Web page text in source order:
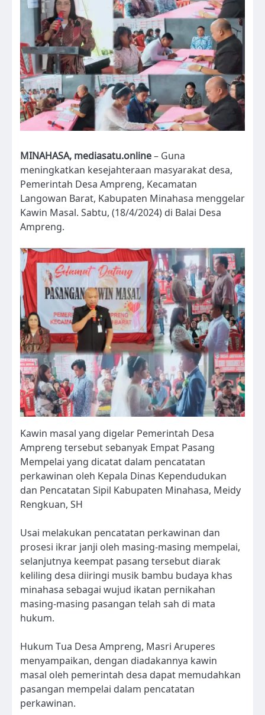
MINAHASA, mediasatu.online– Guna
meningkatkan kesejahteraan masyarakat desa,
Pemerintah Desa Ampreng, Kecamatan
Langowan Barat, Kabupaten Minahasa menggelar
Kawin Masal. Sabtu, (18/4/2024) di Balai Desa
Ampreng.
Kawin masal yang digelar Pemerintah Desa
Ampreng tersebut sebanyak Empat Pasang
Mempelai yang dicatat dalam pencatatan
perkawinan oleh Kepala Dinas Kependudukan
dan Pencatatan Sipil Kabupaten Minahasa, Meidy
Rengkuan, SH
Usai melakukan pencatatan perkawinan dan
prosesi ikrar janji oleh masing-masing mempelai,
selanjutnya keempat pasang tersebut diarak
keliling desa diiringi musik bambu budaya khas
minahasa sebagai wujud ikatan pernikahan
masing-masing pasangan telah sah di mata
hukum.
Hukum Tua Desa Ampreng, Masri Aruperes
menyampaikan, dengan diadakannya kawin
masal oleh pemerintah desa dapat memudahkan
pasangan mempelai dalam pencatatan
perkawinan.